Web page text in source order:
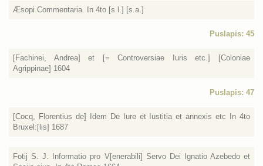
Æsopi Commentaria. In 4to [s.l.] [s.a.]
Puslapis: 45
[Fachinei, Andrea] et [= Controversiae Iuris etc.] [Coloniae
Agrippinae] 1604
Puslapis: 47
[Cocq, Florentius de] Idem De Iure et Iustitia et annexis etc In 4to
Bruxel:[lis] 1687
Fotij S. J. Informatio pro V[enerabili] Servo Dei Ignatio Azebedo et